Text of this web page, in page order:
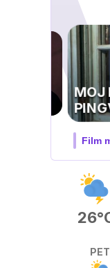
UEFA
V
PET